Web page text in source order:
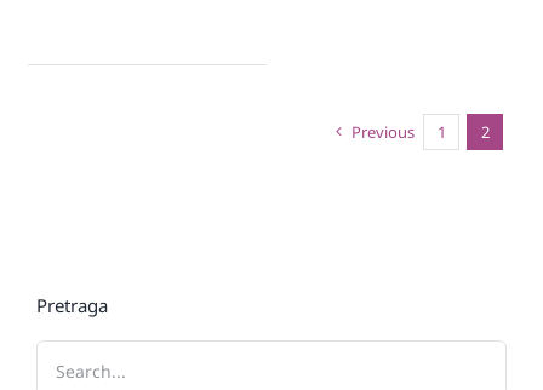
Previous 1 2
Pretraga